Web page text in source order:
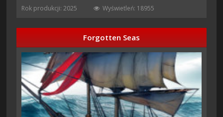
Rok produkcji: 2025 Wyświetleń: 18955
Forgotten Seas